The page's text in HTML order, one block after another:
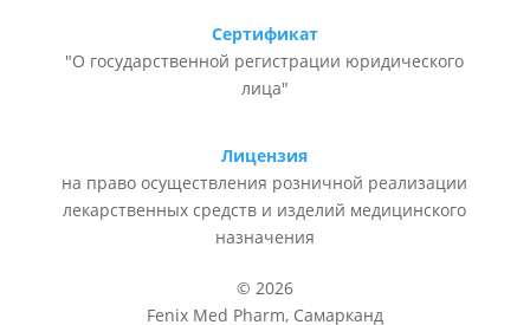
Сертификат
"О государственной регистрации юридического
лица"
Лицензия
на право осуществления розничной реализации
лекарственных средств и изделий медицинского
назначения
© 2026
Fenix Med Pharm, Самарканд